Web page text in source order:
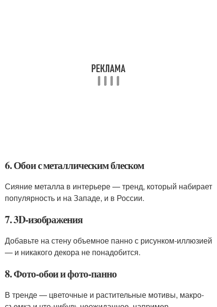
6. Обои с металлическим блеском
Сияние металла в интерьере — тренд, который набирает
популярность и на Западе, и в России.
7. 3D-изображения
Добавьте на стену объемное панно с рисунком-иллюзией
— и никакого декора не понадобится.
8. Фото-обои и фото-панно
В тренде — цветочные и растительные мотивы, макро-